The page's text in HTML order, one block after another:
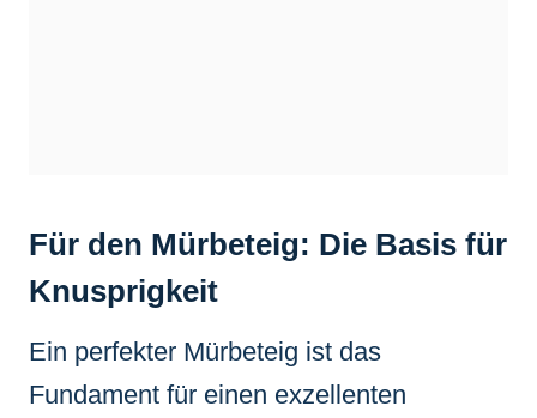
Für den Mürbeteig: Die Basis für
Knusprigkeit
Ein perfekter Mürbeteig ist das
Fundament für einen exzellenten